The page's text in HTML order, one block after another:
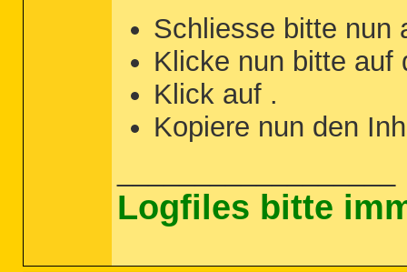
iastorv.sys
ViPrt.sys
ahcix86.sys
KR10N.sys
nvstor32.sys
ahcix86s.sys
/md5stop
%systemroot%\System32\config\*.sav
CREATERESTOREPOINT
Schliesse bitte nun
Klicke nun bitte auf
Klick auf .
Kopiere nun den
Logfiles bitte